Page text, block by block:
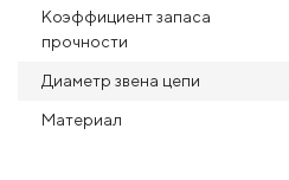
Коэффициент запаса
прочности
Диаметр звена цепи
Материал